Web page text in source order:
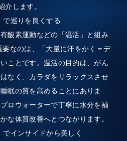
します。
巡りを良くする
酸素運動などの「温活」と組み
なのは、「大量に汗をかく＝デ
ことです。温活の目的は、がん
なく、カラダをリラックスさせ
眠の質を高めることにありま
ロウォーターで丁寧に水分を補
な体質改善へとつながります。
インサイドから美しく